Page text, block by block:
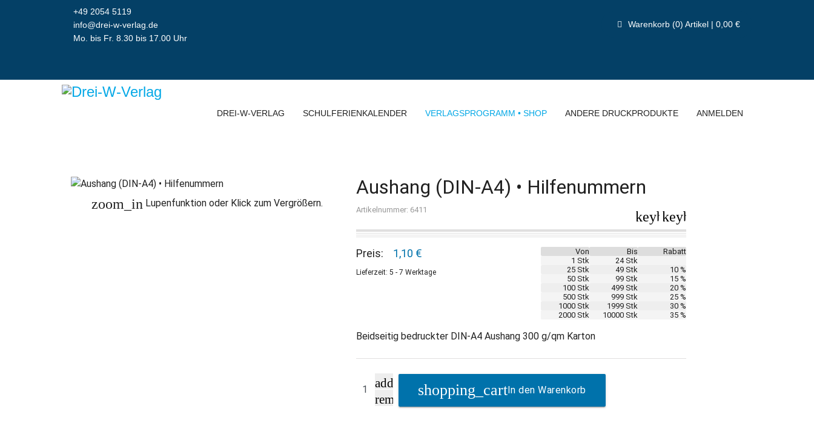
+49 2054 5119
info@drei-w-verlag.de
Mo. bis Fr. 8.30 bis 17.00 Uhr
Warenkorb (0) Artikel | 0,00 €
DREI-W-VERLAG SCHULFERIENKALENDER VERLAGSPROGRAMM • SHOP ANDERE DRUCKPRODUKTE ANMELDEN
zoom_in Lupenfunktion oder Klick zum Vergrößern.
Aushang (DIN-A4) • Hilfenummern
Artikelnummer: 6411 keyboard_arrow_left
keyboard_arrow_right
Von Bis
Rabatt
1 Stk
24 Stk
25 Stk
49 Stk
10 %
50 Stk
99 Stk
15 %
100 Stk
499 Stk
20 %
500 Stk
999 Stk
25 %
1000 Stk
1999 Stk
30 %
2000 Stk
10000 Stk 35 %
Preis: 1,10 €
Lieferzeit: 5 - 7 Werktage
Beidseitig bedruckter DIN-A4 Aushang 300 g/qm Karton
add
remove
In den Warenkorb